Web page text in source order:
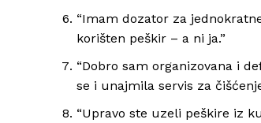
“Imam dozator za
korišten peškir – a ni ja.”
“Dobro sam organizovana i
se i unajmila servis za
“Upravo ste uzeli peškire iz